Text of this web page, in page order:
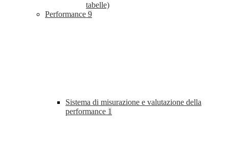
tabelle)
Performance 9
Sistema di misurazione e valutazione della
performance 1